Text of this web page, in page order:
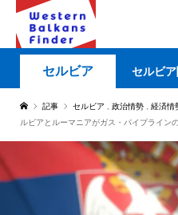
セルビア セルビ
記事 セルビア 政治情勢 経済情
ルビアとルーマニアがガス・パイプライン